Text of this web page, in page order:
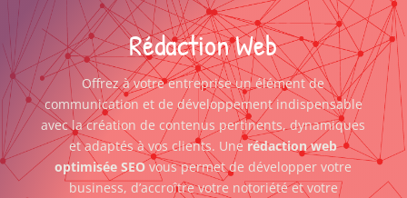
Rédaction Web
Offrez à votre entreprise un élément de
communication et de développement indispensable
avec la création de contenus pertinents, dynamiques
et adaptés à vos clients. Unerédaction web
optimisée SEOvous permet de développer votre
business, d’accroître votre notoriété et votre